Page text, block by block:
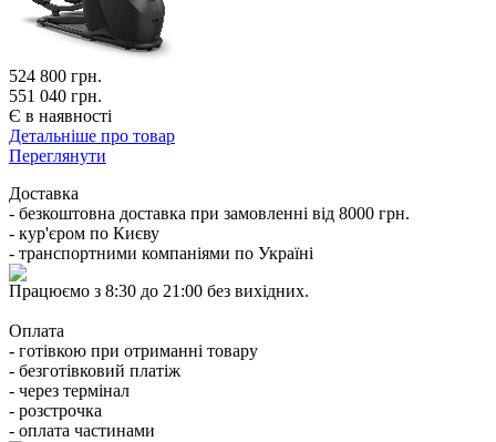
524 800 грн.
551 040 грн.
Є в наявності
Детальніше про товар
Переглянути
Доставка
- безкоштовна доставка при замовленні від 8000 грн.
- кур'єром по Києву
- транспортними компаніями по Україні
Працюємо з 8:30 до 21:00 без вихідних.
Оплата
- готівкою при отриманні товару
- безготівковий платіж
- через термінал
- розстрочка
- оплата частинами